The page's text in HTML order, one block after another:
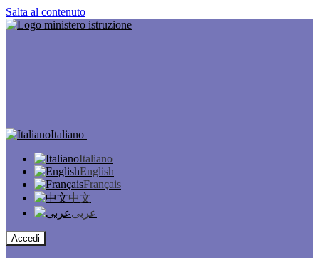
Salta al contenuto
Italiano
Italiano
English
Français
中文
عربى
Accedi